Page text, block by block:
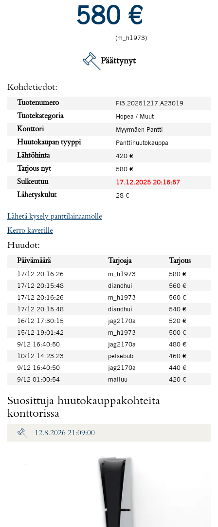
580 €
(m_h1973)
Päättynyt
Kohdetiedot:
Tuotenumero
FI3.20251217.A23019
Tuotekategoria
Hopea / Muut
Konttori
Myyrmäen Pantti
Huutokaupan tyyppi
Panttihuutokauppa
Lähtöhinta
420 €
Tarjous nyt
580 €
Sulkeutuu
17.12.2025 20:16:57
Lähetyskulut
28 €
Lähetä kysely panttilainaamolle
Kerro kaverille
Huudot:
Päivämäärä Tarjoaja
Tarjous
17/12 20:16:26
m_h1973
580 €
17/12 20:15:48
diandhui
560 €
17/12 20:16:26
m_h1973
560 €
17/12 20:15:48
diandhui
540 €
16/12 17:30:15
jag2170a
520 €
15/12 19:01:42
m_h1973
500 €
9/12 16:40:50
jag2170a
480 €
10/12 14:23:23
pelsebub
460 €
9/12 16:40:50
jag2170a
440 €
9/12 01:00:54
malluu 420 €
Suosittuja huutokauppakohteita
konttorissa
12.8.2026 21:09:00